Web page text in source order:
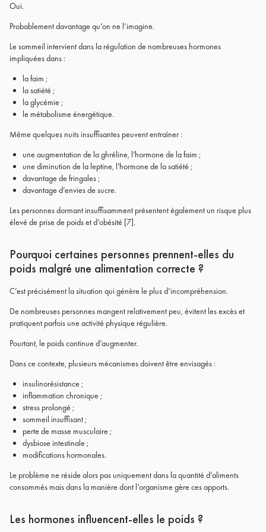
Oui.
Probablement davantage qu’on ne l’imagine.
Le sommeil intervient dans la régulation de nombreuses hormones
impliquées dans :
la faim ;
la satiété ;
la glycémie ;
le métabolisme énergétique.
Même quelques nuits insuffisantes peuvent entraîner :
une augmentation de la ghréline, l’hormone de la faim ;
une diminution de la leptine, l’hormone de la satiété ;
davantage de fringales ;
davantage d’envies de sucre.
Les personnes dormant insuffisamment présentent également un risque plus
élevé de prise de poids et d’obésité [7].
Pourquoi certaines personnes prennent-elles du
poids malgré une alimentation correcte ?
C’est précisément la situation qui génère le plus d’incompréhension.
De nombreuses personnes mangent relativement peu, évitent les excès et
pratiquent parfois une activité physique régulière.
Pourtant, le poids continue d’augmenter.
Dans ce contexte, plusieurs mécanismes doivent être envisagés :
insulinorésistance ;
inflammation chronique ;
stress prolongé ;
sommeil insuffisant ;
perte de masse musculaire ;
dysbiose intestinale ;
modifications hormonales.
Le problème ne réside alors pas uniquement dans la quantité d’aliments
consommés mais dans la manière dont l’organisme gère ces apports.
Les hormones influencent-elles le poids ?